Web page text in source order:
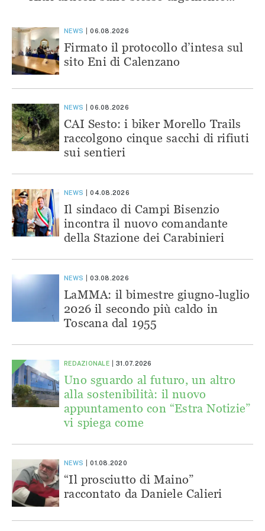
NEWS 06.08.2026
Firmato il protocollo d’intesa sul
sito Eni di Calenzano
NEWS 06.08.2026
CAI Sesto: i biker Morello Trails
raccolgono cinque sacchi di rifiuti
sui sentieri
NEWS 04.08.2026
Il sindaco di Campi Bisenzio
incontra il nuovo comandante
della Stazione dei Carabinieri
NEWS 03.08.2026
LaMMA: il bimestre giugno-luglio
2026 il secondo più caldo in
Toscana dal 1955
REDAZIONALE 31.07.2026
Uno sguardo al futuro, un altro
alla sostenibilità: il nuovo
appuntamento con “Estra Notizie”
vi spiega come
NEWS 01.08.2020
“Il prosciutto di Maino”
raccontato da Daniele Calieri